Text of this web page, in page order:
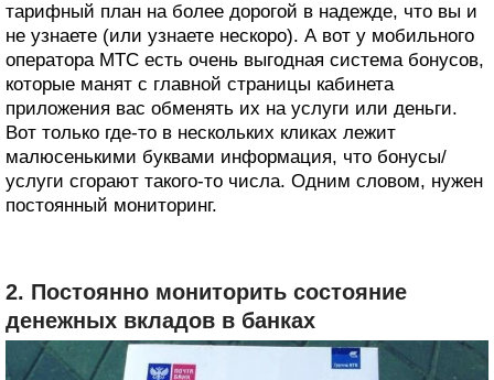
тарифный план на более дорогой в надежде, что вы и
не узнаете (или узнаете нескоро). А вот у мобильного
оператора МТС есть очень выгодная система бонусов,
которые манят с главной страницы кабинета
приложения вас обменять их на услуги или деньги.
Вот только где-то в нескольких кликах лежит
малюсенькими буквами информация, что бонусы/
услуги сгорают такого-то числа. Одним словом, нужен
постоянный мониторинг.
2. Постоянно мониторить состояние
денежных вкладов в банках